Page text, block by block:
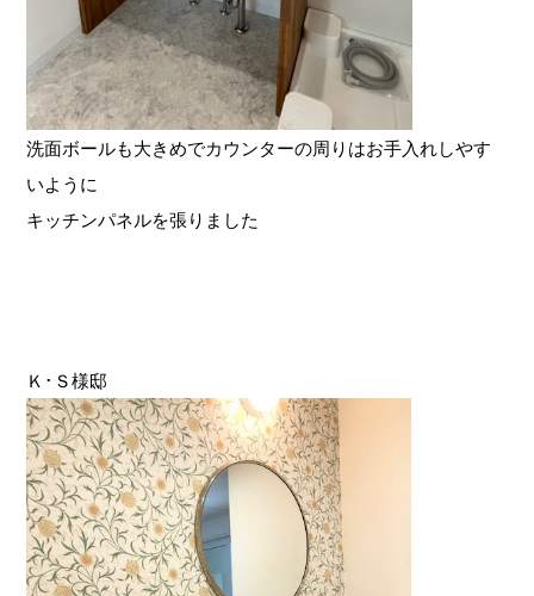
洗面ボールも大きめでカウンターの周りはお手入れしやす
いように
キッチンパネルを張りました
Ｋ･Ｓ様邸